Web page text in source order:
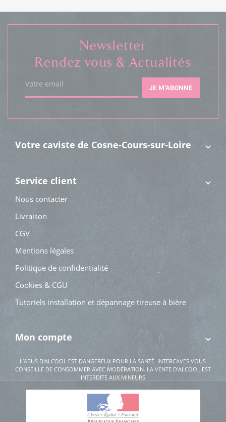
Votre caviste de Cosne-Cours-sur-Loire
Service client
Nous contacter
Livraison
CGV
Mentions légales
Politique de confidentialité
Cookies & CGU
Tutoriels installation et dépannage tireuse à bière
Mon compte
Newsletter
Rendez-vous & Actualités
Votre email JE M'ABONNE
L’ABUS D'ALCOOL EST DANGEREUX POUR LA SANTÉ. INTERCAVES VOUS
CONSEILLE DE CONSOMMER AVEC MODÉRATION. LA VENTE D'ALCOOL EST
INTERDITE AUX MINEURS